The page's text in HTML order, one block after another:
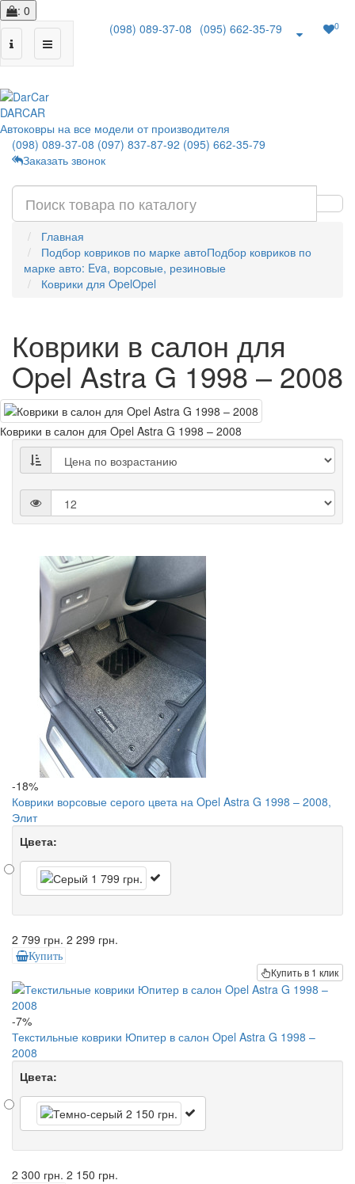
: 0
(098) 089-37-08 (095) 662-35-79 0
DARCAR
Автоковры на все модели от производителя
(098) 089-37-08 (097) 837-87-92 (095) 662-35-79
Заказать звонок
Главная
Подбор ковриков по марке автоПодбор ковриков по
марке авто: Eva, ворсовые, резиновые
Коврики для OpelOpel
Коврики в салон для
Opel Astra G 1998 – 2008
Коврики в салон для Opel Astra G 1998 – 2008
-18%
Коврики ворсовые серого цвета на Opel Astra G 1998 – 2008,
Элит
Цвета:
2 799 грн. 2 299 грн.
Купить
Купить в 1 клик
-7%
Текстильные коврики Юпитер в салон Opel Astra G 1998 –
2008
Цвета:
2 300 грн. 2 150 грн.